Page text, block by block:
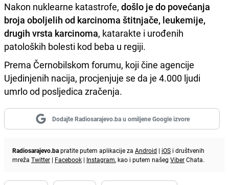
Nakon nuklearne katastrofe, došlo je do povećanja
broja oboljelih od karcinoma štitnjače, leukemije,
drugih vrsta karcinoma, katarakte i urođenih
patoloških bolesti kod beba u regiji.
Prema Černobilskom forumu, koji čine agencije
Ujedinjenih nacija, procjenjuje se da je 4.000 ljudi
umrlo od posljedica zračenja.
Dodajte Radiosarajevo.ba u omiljene Google izvore
Radiosarajevo.bapratite putem aplikacije za Android | iOS i društvenih
mreža Twitter | Facebook | Instagram, kao i putem našeg ViberChata.